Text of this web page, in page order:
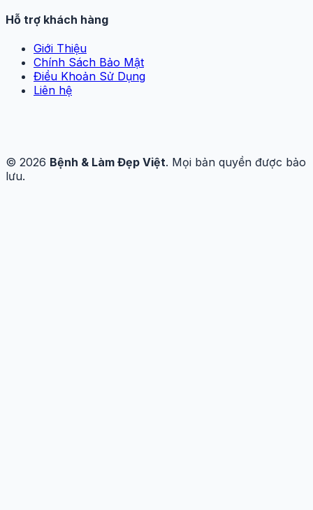
Hỗ trợ khách hàng
Giới Thiệu
Chính Sách Bảo Mật
Điều Khoản Sử Dụng
Liên hệ
© 2026 Bệnh & Làm Đẹp Việt. Mọi bản quyền được bảo
lưu.